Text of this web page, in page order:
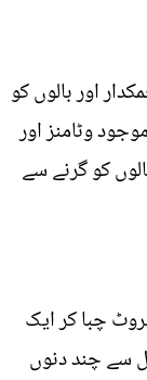
اور بالوں کو
وٹامنز اور
کو گرنے سے
تین اخروٹ چبا کر ایک
سے چند دنوں